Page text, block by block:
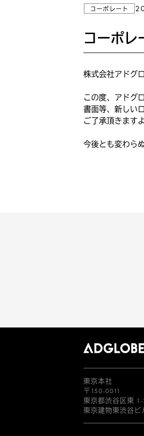
コーポレート
コーポレ
株式会社アドグ
この度、アドグ
書面等、新しい
ご了承頂きます
今後とも変わら
東京本社
〒150-0011
東京都渋谷区東
東京建物東渋谷ビ